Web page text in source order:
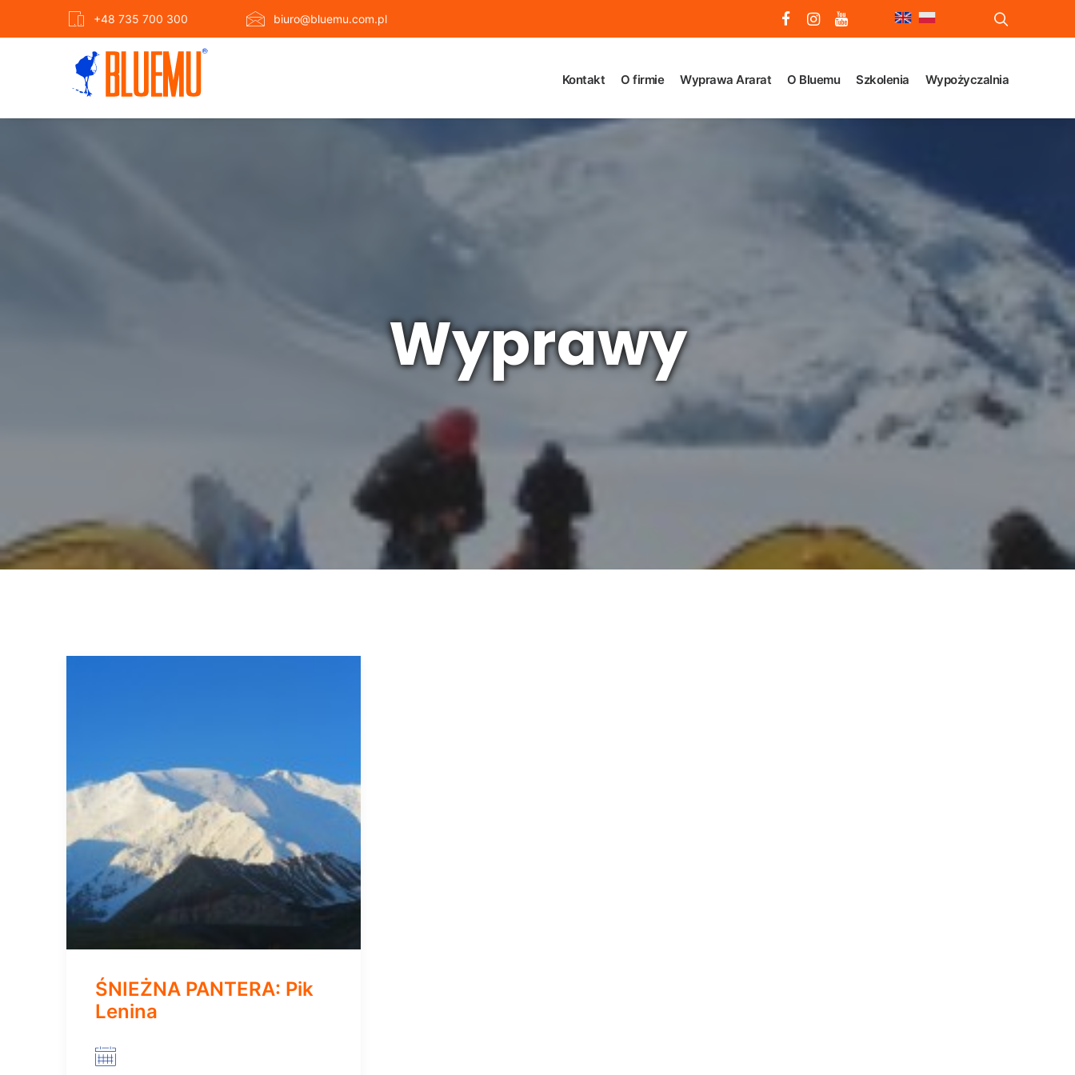
+48 735 700 300 biuro@bluemu.com.pl
Kontakt O firmie Wyprawa Ararat O Bluemu Szkolenia Wypożyczalnia
Wyprawy
ŚNIEŻNA PANTERA: Pik
Lenina